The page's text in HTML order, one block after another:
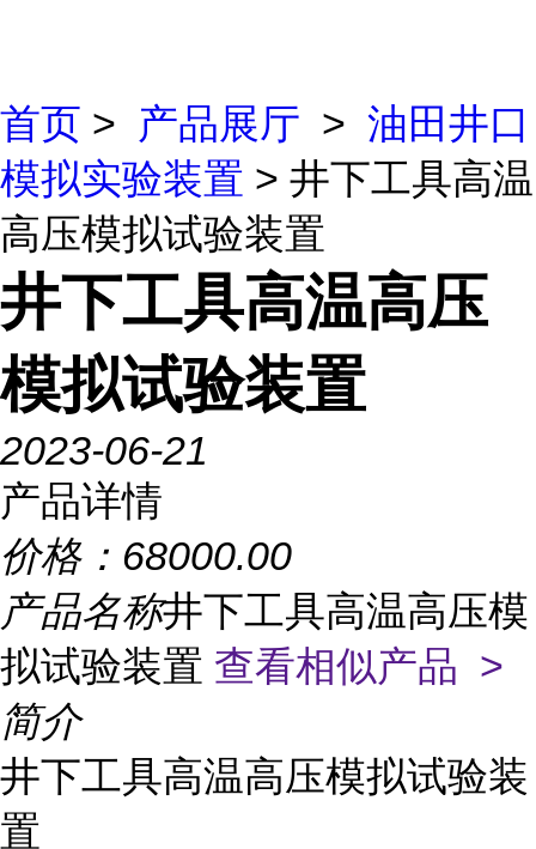
首页 > 产品展厅 > 油田井口
模拟实验装置 > 井下工具高温
高压模拟试验装置
井下工具高温高压
模拟试验装置
2023-06-21
产品详情
价格： 68000.00
产品名称井下工具高温高压模
拟试验装置 查看相似产品 >
简介
井下工具高温高压模拟试验装
置